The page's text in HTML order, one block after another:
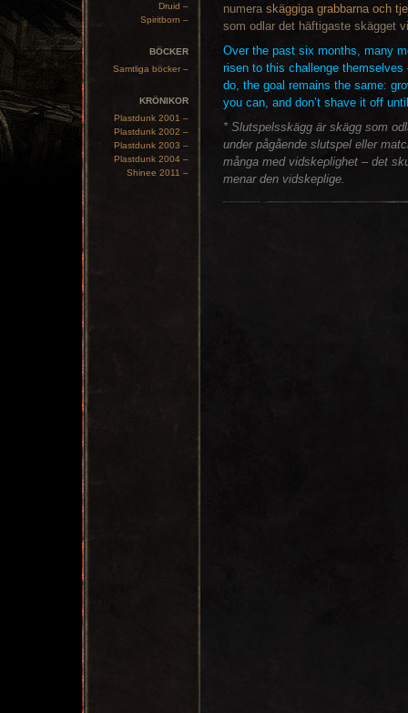
Druid –
Spiritborn –
BÖCKER
Samtliga böcker –
KRÖNIKOR
Plastdunk 2001 –
Plastdunk 2002 –
Plastdunk 2003 –
Plastdunk 2004 –
Shinee 2011 –
numera skäggiga grabbarna och
som odlar det häftigaste skägget
Over the past six months, many
risen to this challenge
do, the goal remains the same:
you can, and don’t shave it off
* Slutspelsskägg är skägg som
under pågående slutspel eller
många med vidskeplighet – det
menar den vidskeplige.